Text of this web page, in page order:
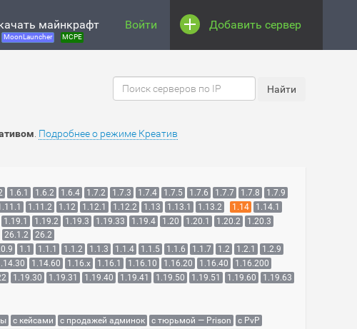
майнкрафт
MoonLauncher MCPE
Войти Добавить сервер
Подробнее о режиме Креатив
1.6.1 1.6.2 1.6.4 1.7.2 1.7.3 1.7.4 1.7.5 1.7.6 1.7.7 1.7.8
1.7.9
1.11.2 1.12 1.12.1 1.12.2 1.13 1.13.1 1.13.2 1.14
1.14.1
1.19.1 1.19.2 1.19.3 1.19.33 1.19.4 1.20 1.20.1 1.20.2
1.20.3
26.1.2 26.2
1.1 1.1.1 1.1.2 1.1.3 1.1.4 1.1.5 1.1.6 1.1.7 1.2 1.2.1
1.2.9
1.14.60 1.16.x 1.16.1 1.16.10 1.16.20 1.16.40
1.16.200
1.19.30 1.19.31 1.19.40 1.19.41 1.19.50 1.19.51 1.19.60
1.19.63
с кейсами с продажей админок с тюрьмой — Prison
с PvP